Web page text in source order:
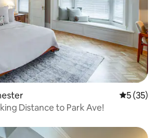
5 (35)
Distance to Park Ave!